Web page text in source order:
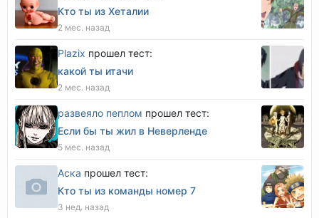
Кто ты из Хеталии
2 мес. назад
Plazix прошел тест:
какой ты итачи
2 мес. назад
развеяло пеплом прошел тест:
Если бы ты жил в Неверленде
5 мес. назад
Аска прошел тест:
Кто ты из команды номер 7
3 нед. назад